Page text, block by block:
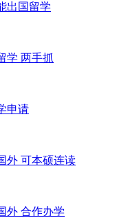
出国留学
学 两手抓
申请
外 可本硕连读
外 合作办学